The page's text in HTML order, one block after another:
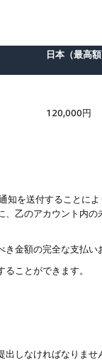
日本（最高額
120,000円
知を送付することに
乙のアカウント内の
金額の完全な支払い
ことができます。
しなければなりませ